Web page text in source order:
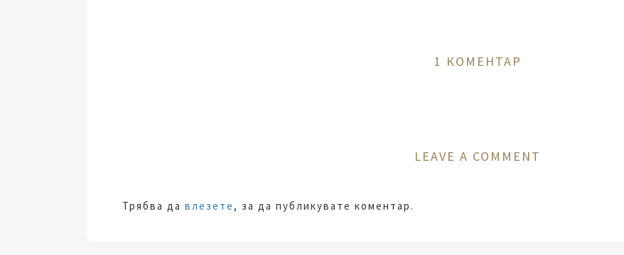
1 КОМЕНТАР
LEAVE A COMMENT
Трябва да влезете , за да публикувате коментар.